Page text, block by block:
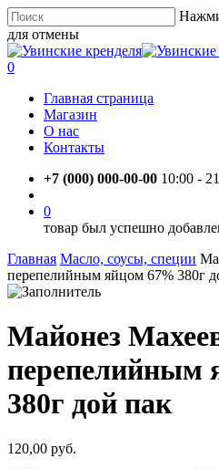
Skip
to
main
content
для отмены
Close
Search
account
0
Главная страница
Магазин
О нас
Контакты
+7 (000) 000-00-00 10:00 -
0
товар был успешно
Главная Масло, соусы, специи
перепелийным яйцом 67% 380г
Майонез
перепелийным
380г дой пак
120,00 руб.